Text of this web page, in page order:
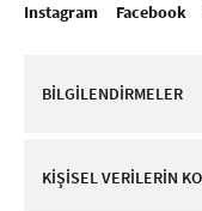
Instagram Facebook
BİLGİLENDİRMELER
KİŞİSEL VERİLERİN